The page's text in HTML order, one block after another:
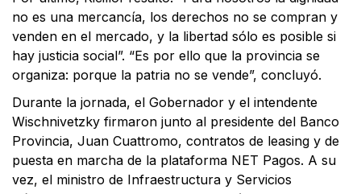
no es una mercancía, los derechos no se compran y
venden en el mercado, y la libertad sólo es posible si
hay justicia social”. “Es por ello que la provincia se
organiza: porque la patria no se vende”, concluyó.
Durante la jornada, el Gobernador y el intendente
Wischnivetzky firmaron junto al presidente del Banco
Provincia, Juan Cuattromo, contratos de leasing y de
puesta en marcha de la plataforma NET Pagos. A su
vez, el ministro de Infraestructura y Servicios